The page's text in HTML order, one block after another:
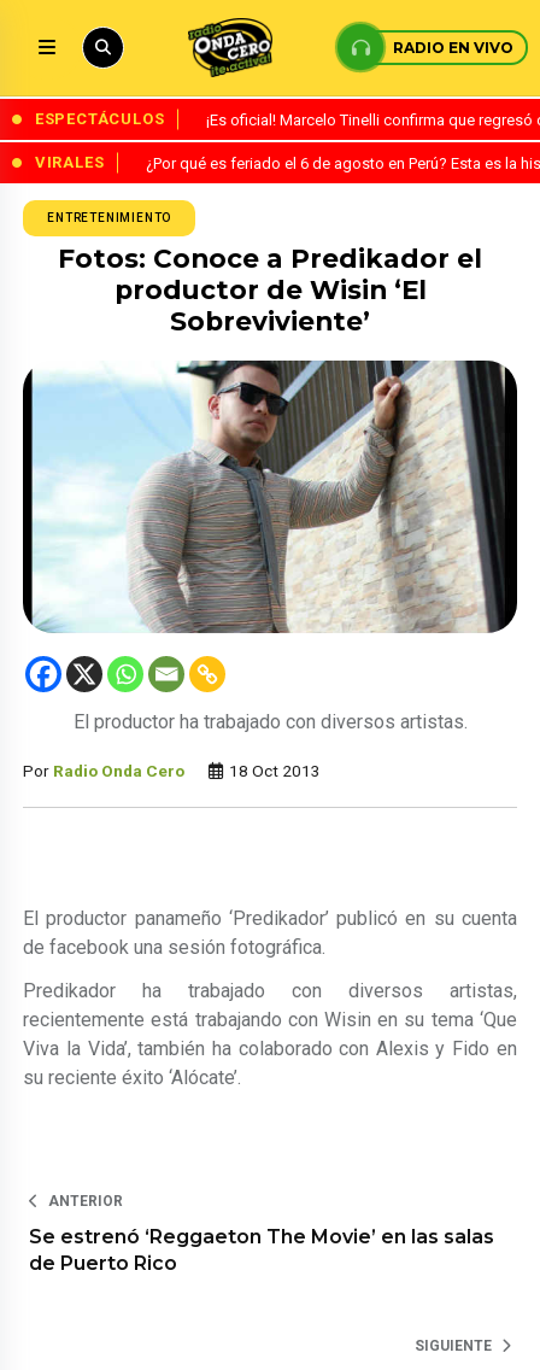
RADIO EN VIVO
ESPECTÁCULOS ¡Es oficial! Marcelo Tinelli confirma que
VIRALES ¿Por qué es feriado el 6 de agosto en Perú? Esta es la
ENTRETENIMIENTO
Fotos: Conoce a Predikador el
productor de Wisin ‘El
Sobreviviente’
El productor ha trabajado con diversos artistas.
Por Radio Onda Cero 18 Oct 2013
El productor panameño ‘Predikador’ publicó en su cuenta
de facebook una sesión fotográfica.
Predikador ha trabajado con diversos artistas,
recientemente está trabajando con Wisin en su tema ‘Que
Viva la Vida’, también ha colaborado con Alexis y Fido en
su reciente éxito ‘Alócate’.
ANTERIOR
Se estrenó ‘Reggaeton The Movie’ en las salas
de Puerto Rico
SIGUIENTE